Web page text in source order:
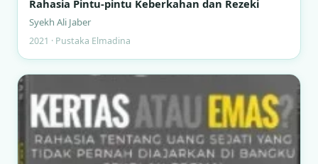
Rahasia Pintu-pintu Keberkahan dan Rezeki
Syekh Ali Jaber
2021 · Pustaka Elmadina